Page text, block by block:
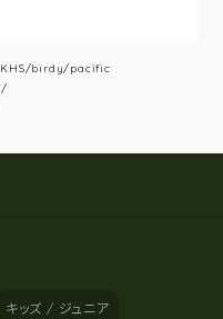
KHS/birdy/pacific
キッズ / ジュニア